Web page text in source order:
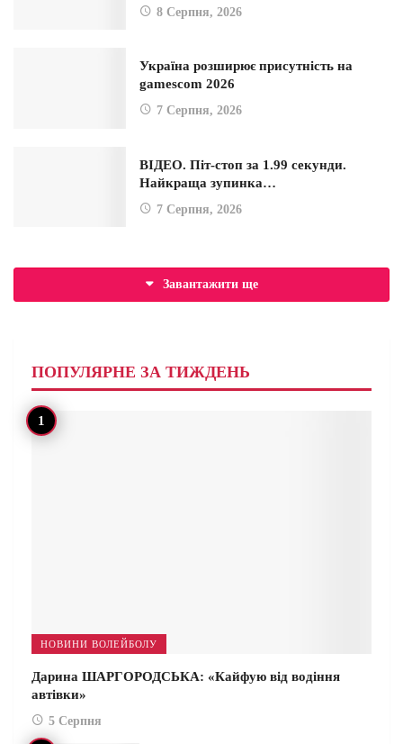
8 Серпня, 2026
Україна розширює присутність на
gamescom 2026
7 Серпня, 2026
ВІДЕО. Піт-стоп за 1.99 секунди.
Найкраща зупинка…
7 Серпня, 2026
Завантажити ще
ПОПУЛЯРНЕ ЗА ТИЖДЕНЬ
НОВИНИ ВОЛЕЙБОЛУ
Дарина ШАРГОРОДСЬКА: «Кайфую від водіння
автівки»
5 Серпня